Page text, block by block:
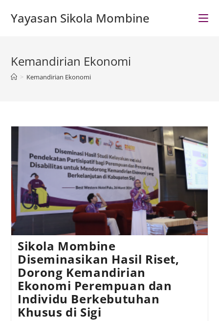
Yayasan Sikola Mombine
Kemandirian Ekonomi
> Kemandirian Ekonomi
Sikola Mombine
Diseminasikan Hasil Riset,
Dorong Kemandirian
Ekonomi Perempuan dan
Individu Berkebutuhan
Khusus di Sigi